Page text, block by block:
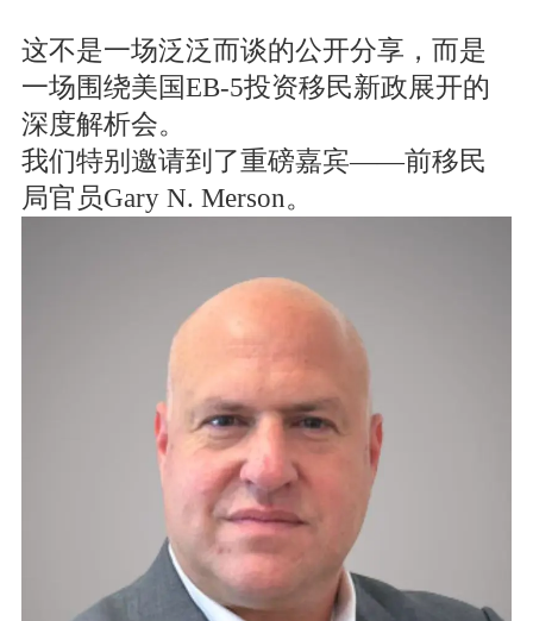
这不是一场泛泛而谈的公开分享，而是
一场围绕美国EB-5投资移民新政展开的
深度解析会。
我们特别邀请到了重磅嘉宾——前移民
局官员Gary N. Merson。